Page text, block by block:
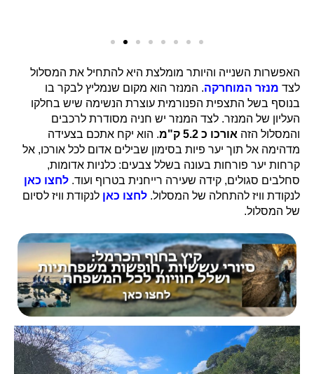
האפשרות השנייה והיותר מומלצת היא להתחיל את המסלול
לצד מנזר המוחרקה. המנזר הוא מקום שנמליץ לבקר בו
בנוסף בשל התצפית הפנורמית עוצרת הנשימה שיש בחלקו
העליון של המנזר. לצד המנזר יש חניה מסודרת לרכבים
והמסלול הזה אורכו כ 5.2 ק"מ
. הוא יקח אתכם בצעידה
מדהימה אל תוך יער פיות בסימון שבילים אדום לכל אורכו, אל
קרחות יער פורחות בעונה בשלל צבעים: כלניות אדומות,
סחלבים סגולים, קידה שעירה רייחנית בטרוף ועוד. לחצו כאן
לנקודת וויז להתחלה של המסלול. לחצו כאן לנקודת וויז לסיום
של המסלול.